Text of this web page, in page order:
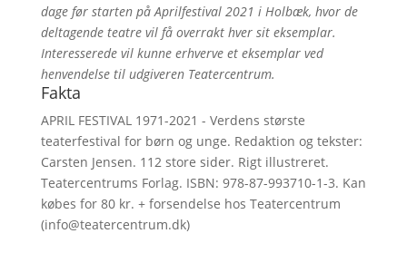
dage før starten på Aprilfestival 2021 i Holbæk, hvor de
deltagende teatre vil få overrakt hver sit eksemplar.
Interesserede vil kunne erhverve et eksemplar ved
henvendelse til udgiveren Teatercentrum.
Fakta
APRIL FESTIVAL 1971-2021 - Verdens største
teaterfestival for børn og unge. Redaktion og tekster:
Carsten Jensen. 112 store sider. Rigt illustreret.
Teatercentrums Forlag. ISBN: 978-87-993710-1-3. Kan
købes for 80 kr. + forsendelse hos Teatercentrum
(info@teatercentrum.dk)